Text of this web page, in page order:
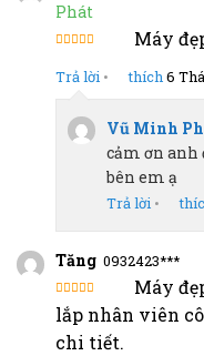
Phát
giá 5 sao
Máy
Trả lời • thích6
Vũ Minh
cảm ơn anh
bên em ạ
Trả lời •
Tăng 0932423***
Được
đánh giá
Máy
lắp nhân viên
chi tiết.